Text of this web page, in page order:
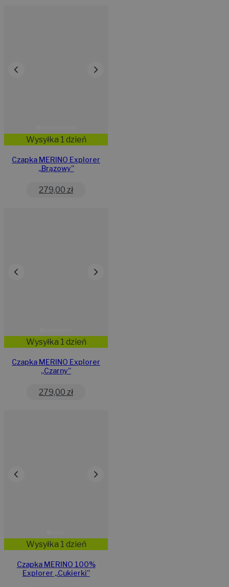
Wysyłka 1 dzień
Czapka MERINO Explorer
„Brązowy”
279,00 zł
Wysyłka 1 dzień
Czapka MERINO Explorer
„Czarny”
279,00 zł
Wysyłka 1 dzień
Czapka MERINO 100%
Explorer „Cukierki”